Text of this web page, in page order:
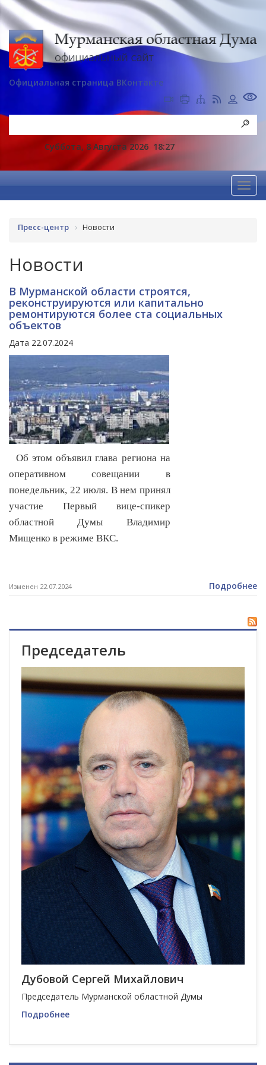
Официальная страница ВКонтакте
Суббота, 8 Августа 2026 18:27
Пресс-центр Новости
Новости
В Мурманской области строятся,
реконструируются или капитально
ремонтируются более ста социальных
объектов
Дата 22.07.2024
Об этом объявил глава региона на
оперативном совещании в
понедельник, 22 июля. В нем принял
участие Первый вице-спикер
областной Думы Владимир
Мищенко в режиме ВКС.
Изменен 22.07.2024 Подробнее
Председатель
Дубовой Сергей Михайлович
Председатель Мурманской областной Думы
Подробнее